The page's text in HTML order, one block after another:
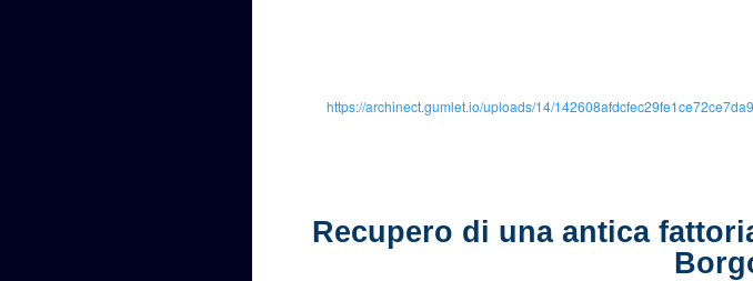
https://archinect.gumlet.io/uploads/14/
Recupero di una antica